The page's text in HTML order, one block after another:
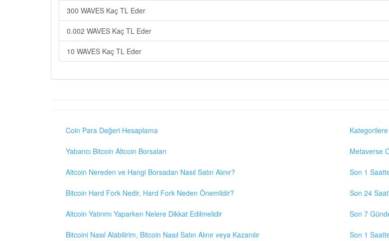
300 WAVES Kaç TL Eder
0.002 WAVES Kaç TL Eder
10 WAVES Kaç TL Eder
Coin Para Değeri Hesaplama
Yabancı Bitcoin Altcoin Borsaları
Altcoin Nereden ve Hangi Borsadan Nasıl Satın Alınır?
Bitcoin Hard Fork Nedir, Hard Fork Neden Önemlidir?
Altcoin Yatırımı Yaparken Nelere Dikkat Edilmelidir
Bitcoini Nasıl Alabilirim, Bitcoin Nasıl Satın Alınır veya Kazanılır
Metaverse
Son 1
Son 24
Son 7
Son 1